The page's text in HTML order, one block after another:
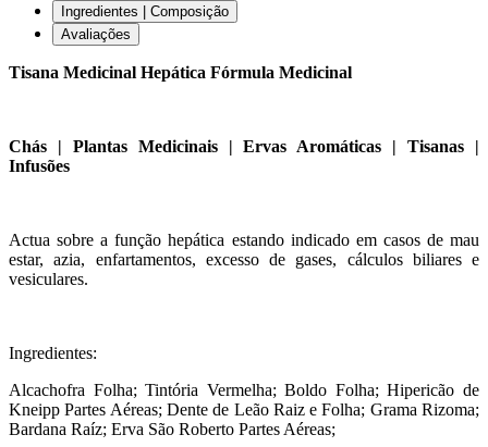
Ingredientes | Composição
Avaliações
Tisana Medicinal Hepática Fórmula Medicinal
Chás | Plantas Medicinais | Ervas Aromáticas | Tisanas |
Infusões
Actua sobre a função hepática estando indicado em casos de mau
estar, azia, enfartamentos, excesso de gases, cálculos biliares e
vesiculares.
Ingredientes:
Alcachofra Folha; Tintória Vermelha; Boldo Folha; Hipericão de
Kneipp Partes Aéreas; Dente de Leão Raiz e Folha; Grama Rizoma;
Bardana Raíz; Erva São Roberto Partes Aéreas;